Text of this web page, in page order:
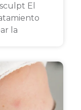
El
la